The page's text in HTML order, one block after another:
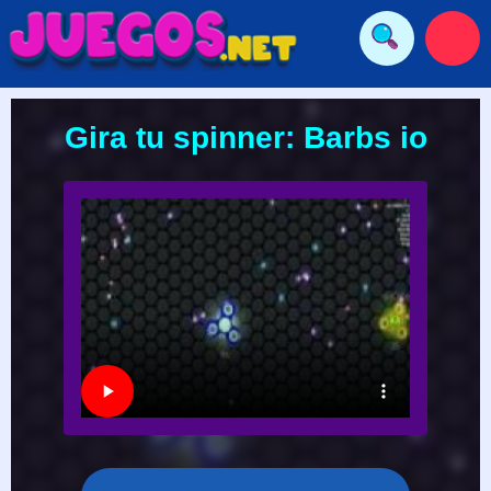
Gira tu spinner: Barbs io